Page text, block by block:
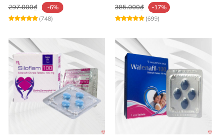
297.000₫
-6%
(748)
385.000₫
-17%
(699)